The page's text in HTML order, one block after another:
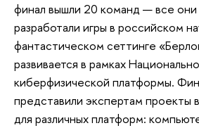
финал вышли 20 команд — все они
разработали игры в российском
фантастическом сеттинге
развивается в рамках
киберфизической платформы.
представили экспертам проекты
для различных платформ: